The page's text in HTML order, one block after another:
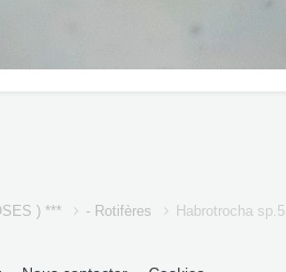
) *** - Rotifères Habrotrocha sp.5